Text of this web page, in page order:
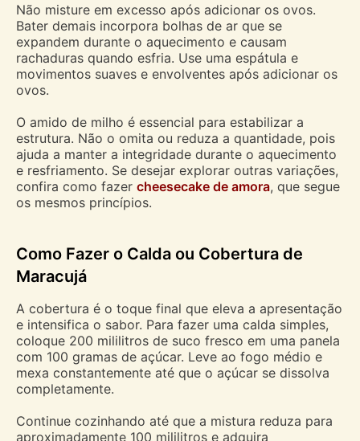
Não misture em excesso após adicionar os ovos.
Bater demais incorpora bolhas de ar que se
expandem durante o aquecimento e causam
rachaduras quando esfria. Use uma espátula e
movimentos suaves e envolventes após adicionar os
ovos.
O amido de milho é essencial para estabilizar a
estrutura. Não o omita ou reduza a quantidade, pois
ajuda a manter a integridade durante o aquecimento
e resfriamento. Se desejar explorar outras variações,
confira como fazer cheesecake de amora, que segue
os mesmos princípios.
Como Fazer o Calda ou Cobertura de
Maracujá
A cobertura é o toque final que eleva a apresentação
e intensifica o sabor. Para fazer uma calda simples,
coloque 200 mililitros de suco fresco em uma panela
com 100 gramas de açúcar. Leve ao fogo médio e
mexa constantemente até que o açúcar se dissolva
completamente.
Continue cozinhando até que a mistura reduza para
aproximadamente 100 mililitros e adquira